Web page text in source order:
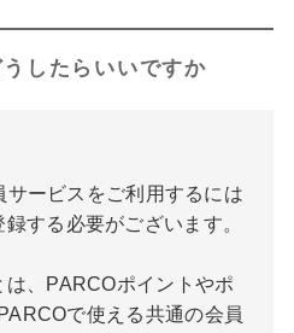
したらいいですか
ービスをご利用するには
する必要がございます。
、PARCOポイントやポ
で使える共通の会員